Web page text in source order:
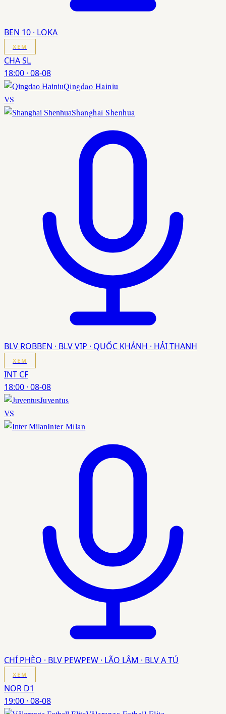
BEN 10 · LOKA
XEM
CHA SL
18:00 · 08-08
Qingdao Hainiu
VS
Shanghai Shenhua
BLV ROBBEN · BLV VIP · QUỐC KHÁNH · HẢI THANH
XEM
INT CF
18:00 · 08-08
Juventus
VS
Inter Milan
CHÍ PHÈO · BLV PEWPEW · LÃO LÂM · BLV A TÚ
XEM
NOR D1
19:00 · 08-08